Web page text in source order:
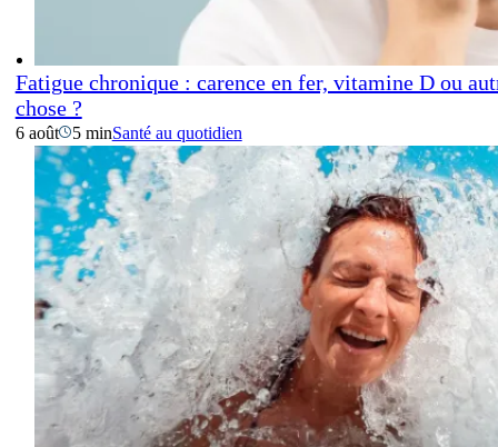
Fatigue chronique : carence en fer, vitamine D ou
chose ?
6 août 5 minSanté au quotidien